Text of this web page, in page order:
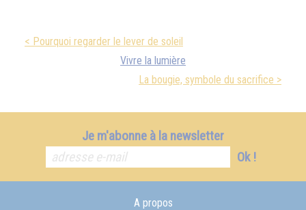
< Pourquoi regarder le lever de soleil
Vivre la lumière
La bougie, symbole du sacrifice >
Je m'abonne à la newsletter
Ok !
A propos